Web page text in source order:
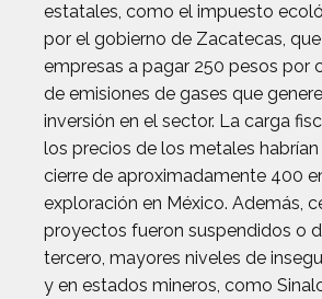
estatales, como el impuesto
por el gobierno de Zacatecas,
empresas a pagar 250 pesos por
de emisiones de gases que
inversión en el sector. La carga
los precios de los metales
cierre de aproximadamente 400
exploración en México. Además,
proyectos fueron suspendidos o
tercero, mayores niveles de
y en estados mineros, como